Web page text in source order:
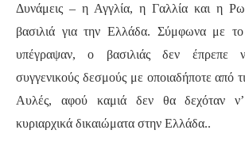
Δυνάμεις – η Αγγλία, η Γαλλία και η
βασιλιά για την Ελλάδα. Σύμφωνα με
υπέγραψαν, ο βασιλιάς δεν έπρεπε
συγγενικούς δεσμούς με οποιαδήποτε από
Αυλές, αφού καμιά δεν θα δεχόταν
κυριαρχικά δικαιώματα στην Ελλάδα..